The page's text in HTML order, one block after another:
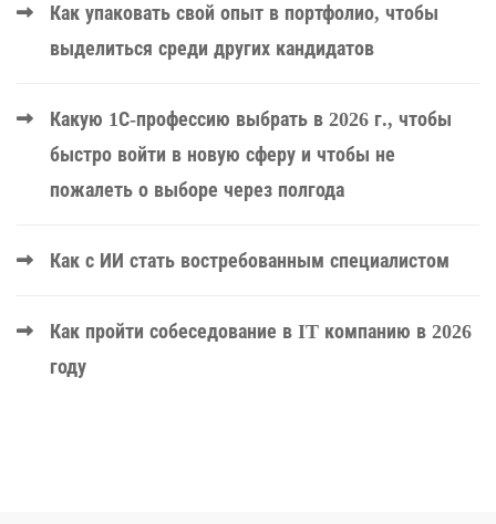
Как упаковать свой опыт в портфолио, чтобы
выделиться среди других кандидатов
Какую 1С-профессию выбрать в 2026 г., чтобы
быстро войти в новую сферу и чтобы не
пожалеть о выборе через полгода
Как с ИИ стать востребованным специалистом
Как пройти собеседование в IT компанию в 2026
году